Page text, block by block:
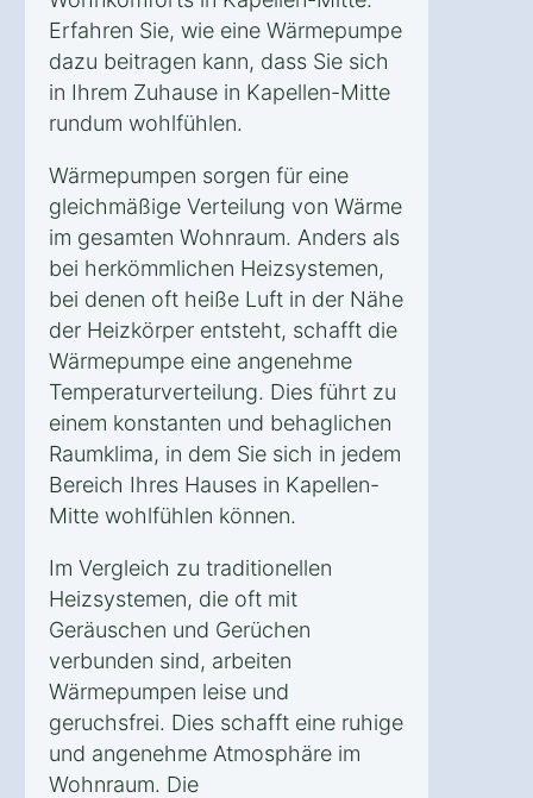
Erfahren Sie, wie eine Wärmepumpe
dazu beitragen kann, dass Sie sich
in Ihrem Zuhause in Kapellen-Mitte
rundum wohlfühlen.
Wärmepumpen sorgen für eine
gleichmäßige Verteilung von Wärme
im gesamten Wohnraum. Anders als
bei herkömmlichen Heizsystemen,
bei denen oft heiße Luft in der Nähe
der Heizkörper entsteht, schafft die
Wärmepumpe eine angenehme
Temperaturverteilung. Dies führt zu
einem konstanten und behaglichen
Raumklima, in dem Sie sich in jedem
Bereich Ihres Hauses in Kapellen-
Mitte wohlfühlen können.
Im Vergleich zu traditionellen
Heizsystemen, die oft mit
Geräuschen und Gerüchen
verbunden sind, arbeiten
Wärmepumpen leise und
geruchsfrei. Dies schafft eine ruhige
und angenehme Atmosphäre im
Wohnraum. Die